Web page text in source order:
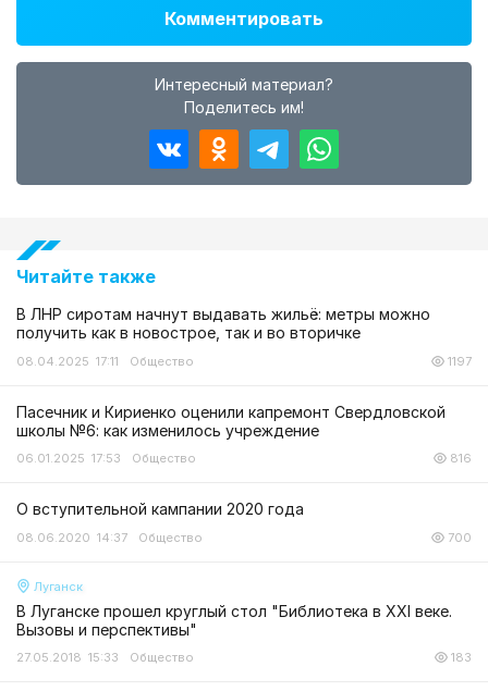
Комментировать
Интересный материал?
Поделитесь им!
Читайте также
В ЛНР сиротам начнут выдавать жильё: метры можно
получить как в новострое, так и во вторичке
08.04.2025 17:11 Общество 1197
Пасечник и Кириенко оценили капремонт Свердловской
школы №6: как изменилось учреждение
06.01.2025 17:53 Общество 816
О вступительной кампании 2020 года
08.06.2020 14:37 Общество 700
Луганск
В Луганске прошел круглый стол "Библиотека в ХХI веке.
Вызовы и перспективы"
27.05.2018 15:33 Общество 183